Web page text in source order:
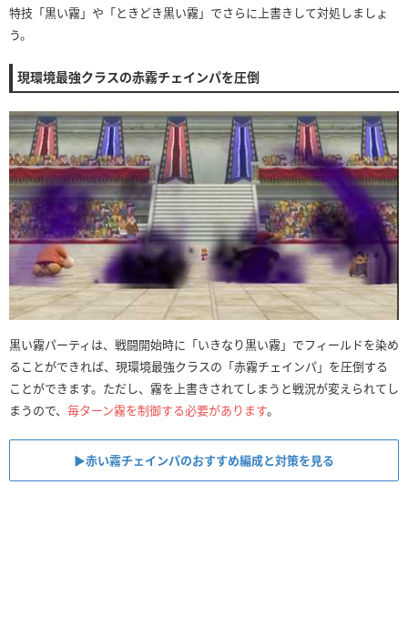
特技「黒い霧」や「ときどき黒い霧」でさらに上書きして対処しましょ
う。
現環境最強クラスの赤霧チェインパを圧倒
黒い霧パーティは、戦闘開始時に「いきなり黒い霧」でフィールドを染め
ることができれば、現環境最強クラスの「赤霧チェインパ」を圧倒する
ことができます。ただし、霧を上書きされてしまうと戦況が変えられてし
まうので、 毎ターン霧を制御する必要があります。
▶︎赤い霧チェインパのおすすめ編成と対策を見る